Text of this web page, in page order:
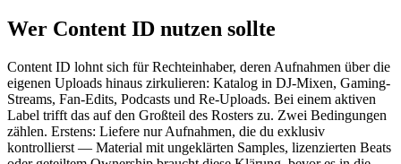
Wer Content ID nutzen sollte
Content ID lohnt sich für Rechteinhaber, deren Aufnahmen über die
eigenen Uploads hinaus zirkulieren: Katalog in DJ-Mixen, Gaming-
Streams, Fan-Edits, Podcasts und Re-Uploads. Bei einem aktiven
Label trifft das auf den Großteil des Rosters zu. Zwei Bedingungen
zählen. Erstens: Liefere nur Aufnahmen, die du exklusiv
kontrollierst — Material mit ungeklärten Samples, lizenzierten Beats